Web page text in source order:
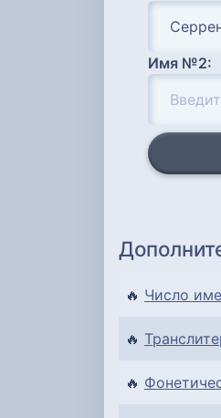
Имя №2:
🔥 Число
🔥
🔥